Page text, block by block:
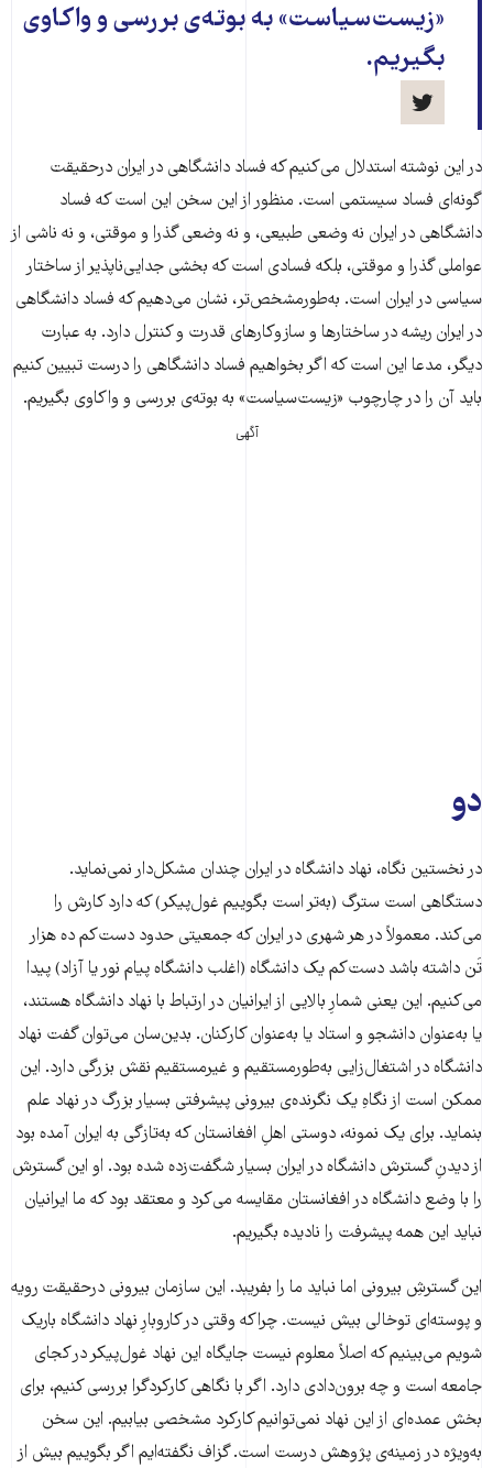
«زیست‌سیاست» به بوته‌ی بررسی و واکاوی
بگیریم.
در این نوشته استدلال می‌کنیم که فساد دانشگاهی در ایران درحقیقت
گونه‌ای فساد سیستمی است. منظور از این سخن این است که فساد
دانشگاهی در ایران نه وضعی طبیعی، و نه وضعی گذرا و موقتی، و نه ناشی از
عواملی گذرا و موقتی، بلکه فسادی است که بخشی جدایی‌ناپذیر از ساختار
سیاسی در ایران است. به‌طورمشخص‌تر، نشان می‌دهیم که فساد دانشگاهی
در ایران ریشه در ساختارها و سازوکارهای قدرت و کنترل دارد. به عبارت
دیگر، مدعا این است که اگر بخواهیم فساد دانشگاهی را درست تبیین کنیم
باید آن را در چارچوب «زیست‌سیاست» به بوته‌ی بررسی و واکاوی بگیریم.
آگهی
دو
در نخستین نگاه، نهاد دانشگاه در ایران چندان مشکل‌دار نمی‌نماید.
دستگاهی است سترگ (به‌تر است بگوییم غول‌پیکر) که دارد کارش را
می‌کند. معمولاً در هر شهری در ایران که جمعیتی حدود دست‌کم ده هزار
تَن داشته باشد دست‌کم یک دانشگاه (اغلب دانشگاه پیام نور یا آزاد) پیدا
می‌کنیم. این یعنی شمارِ بالایی از ایرانیان در ارتباط با نهاد دانشگاه هستند،
یا به‌عنوان دانشجو و استاد یا به‌عنوان کارکنان. بدین‌سان می‌توان گفت نهاد
دانشگاه در اشتغال‌‌زایی به‌طورمستقیم و غیرمستقیم نقش بزرگی دارد. این
ممکن است از نگاهِ یک نگرنده‌ی بیرونی پیشرفتی بسیار بزرگ در نهاد علم
بنماید. برای یک نمونه، دوستی اهلِ افغانستان که به‌تازگی به ایران آمده بود
از دیدنِ گسترش دانشگاه در ایران بسیار شگفت‌زده شده بود. او این گسترش
را با وضع دانشگاه در افغانستان مقایسه می‌کرد و معتقد بود که ما ایرانیان
نباید این همه پیشرفت را نادیده بگیریم.
این گسترشِ بیرونی اما نباید ما را بفریبد. این سازمان بیرونی درحقیقت رویه
و پوسته‌ای توخالی بیش نیست. چراکه وقتی در کاروبارِ نهاد دانشگاه باریک
شویم می‌بینیم که اصلاً معلوم نیست جایگاه این نهاد غول‌پیکر در کجای
جامعه است و چه برون‌دادی دارد. اگر با نگاهی کارکردگرا بررسی کنیم، برای
بخش عمده‌ای از این نهاد نمی‌توانیم کارکرد مشخصی بیابیم. این سخن
به‌ویژه در زمینه‌ی پژوهش درست است. گزاف نگفته‌ایم اگر بگوییم بیش از